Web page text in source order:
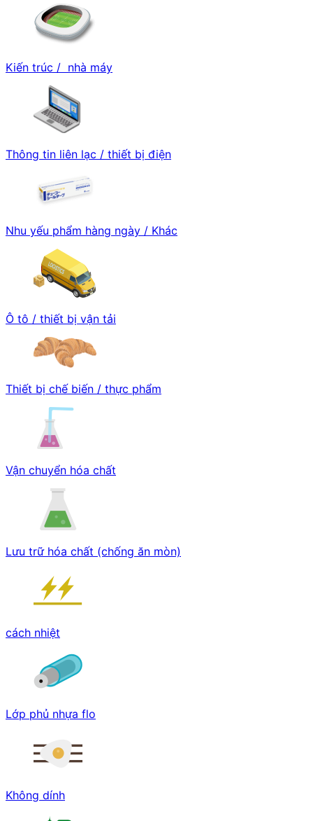
Kiến trúc / nhà máy
Thông tin liên lạc / thiết bị điện
Nhu yếu phẩm hàng ngày / Khác
Ô tô / thiết bị vận tải
Thiết bị chế biến / thực phẩm
Vận chuyển hóa chất
Lưu trữ hóa chất (chống ăn mòn)
cách nhiệt
Lớp phủ nhựa flo
Không dính